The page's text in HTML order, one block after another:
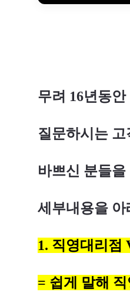
무려 16년동
질문하시는
바쁘신 분들
세부내용을 아
1. 직영대리점
= 쉽게 말해